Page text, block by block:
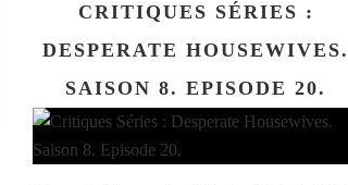
CRITIQUES SÉRIES :
DESPERATE HOUSEWIVES.
SAISON 8. EPISODE 20.